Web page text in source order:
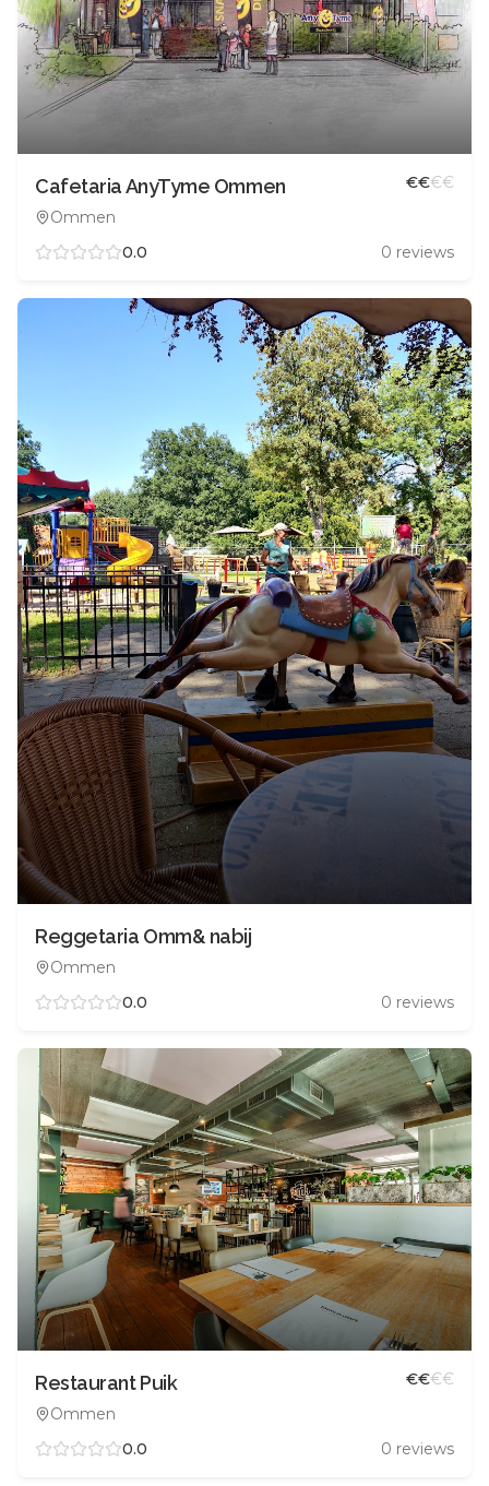
Cafetaria AnyTyme Ommen
Ommen
€€€€
0.0 0 reviews
Reggetaria Omm& nabij
Ommen
0.0
0 reviews
Restaurant Puik
Ommen
€€€€
0.0 0 reviews